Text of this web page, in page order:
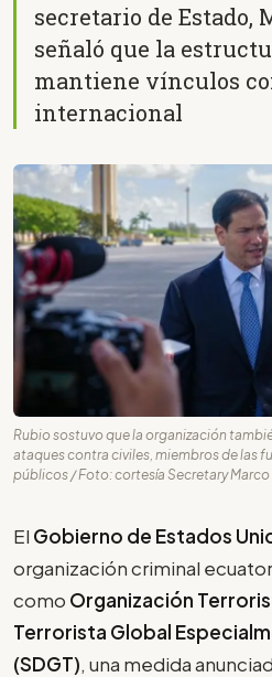
secretario de Estado,
señaló que la
mantiene vínculos
internacional
Rubio sostuvo que la organización
ataques contra civiles, miembros de las
públicos / Foto: cortesía Secretary
El Gobierno de Estados
organización criminal
como Organización
Terrorista Global
(SDGT), una medida